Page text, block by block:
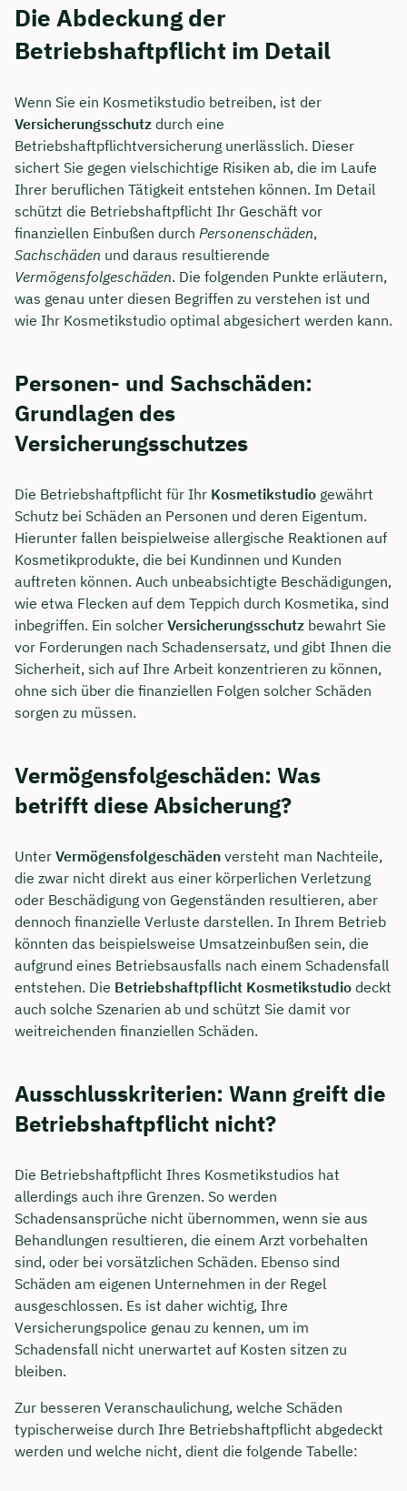
Die Abdeckung der
Betriebshaftpflicht im Detail
Wenn Sie ein Kosmetikstudio betreiben, ist der
Versicherungsschutz durch eine
Betriebshaftpflichtversicherung unerlässlich. Dieser
sichert Sie gegen vielschichtige Risiken ab, die im Laufe
Ihrer beruflichen Tätigkeit entstehen können. Im Detail
schützt die Betriebshaftpflicht Ihr Geschäft vor
finanziellen Einbußen durch Personenschäden,
Sachschäden und daraus resultierende
Vermögensfolgeschäden. Die folgenden Punkte erläutern,
was genau unter diesen Begriffen zu verstehen ist und
wie Ihr Kosmetikstudio optimal abgesichert werden kann.
Personen- und Sachschäden:
Grundlagen des
Versicherungsschutzes
Die Betriebshaftpflicht für Ihr Kosmetikstudio gewährt
Schutz bei Schäden an Personen und deren Eigentum.
Hierunter fallen beispielweise allergische Reaktionen auf
Kosmetikprodukte, die bei Kundinnen und Kunden
auftreten können. Auch unbeabsichtigte Beschädigungen,
wie etwa Flecken auf dem Teppich durch Kosmetika, sind
inbegriffen. Ein solcher Versicherungsschutz bewahrt Sie
vor Forderungen nach Schadensersatz, und gibt Ihnen die
Sicherheit, sich auf Ihre Arbeit konzentrieren zu können,
ohne sich über die finanziellen Folgen solcher Schäden
sorgen zu müssen.
Vermögensfolgeschäden: Was
betrifft diese Absicherung?
Unter Vermögensfolgeschäden versteht man Nachteile,
die zwar nicht direkt aus einer körperlichen Verletzung
oder Beschädigung von Gegenständen resultieren, aber
dennoch finanzielle Verluste darstellen. In Ihrem Betrieb
könnten das beispielsweise Umsatzeinbußen sein, die
aufgrund eines Betriebsausfalls nach einem Schadensfall
entstehen. Die Betriebshaftpflicht Kosmetikstudio deckt
auch solche Szenarien ab und schützt Sie damit vor
weitreichenden finanziellen Schäden.
Ausschlusskriterien: Wann greift die
Betriebshaftpflicht nicht?
Die Betriebshaftpflicht Ihres Kosmetikstudios hat
allerdings auch ihre Grenzen. So werden
Schadensansprüche nicht übernommen, wenn sie aus
Behandlungen resultieren, die einem Arzt vorbehalten
sind, oder bei vorsätzlichen Schäden. Ebenso sind
Schäden am eigenen Unternehmen in der Regel
ausgeschlossen. Es ist daher wichtig, Ihre
Versicherungspolice genau zu kennen, um im
Schadensfall nicht unerwartet auf Kosten sitzen zu
bleiben.
Zur besseren Veranschaulichung, welche Schäden
typischerweise durch Ihre Betriebshaftpflicht abgedeckt
werden und welche nicht, dient die folgende Tabelle:
Jetzt persönliches
Beratungsgespräch mit
Tobias Niendieck sichern 🤝